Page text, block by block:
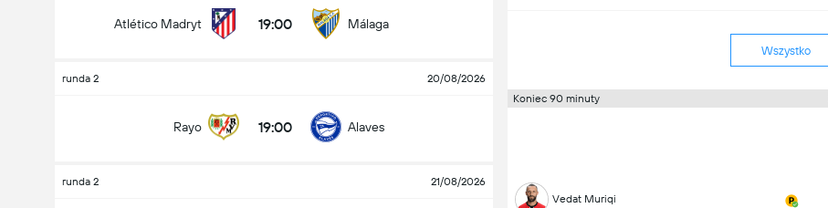
Atlético Madryt 19:00 Málaga
runda 2 20/08/2026
Rayo 19:00 Alaves
runda 2 21/08/2026
Wszystko
Koniec 90 minuty
Vedat Muriqi